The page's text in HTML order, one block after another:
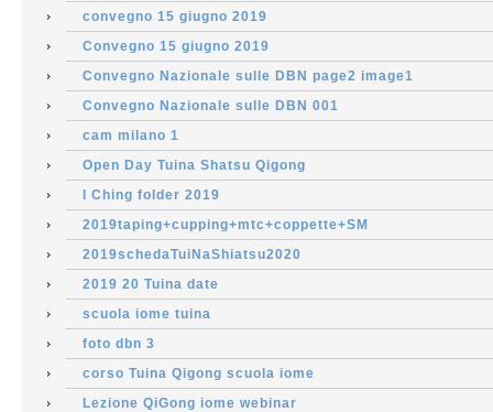
convegno 15 giugno 2019
Convegno 15 giugno 2019
Convegno Nazionale sulle DBN page2 image1
Convegno Nazionale sulle DBN 001
cam milano 1
Open Day Tuina Shatsu Qigong
I Ching folder 2019
2019taping+cupping+mtc+coppette+SM
2019schedaTuiNaShiatsu2020
2019 20 Tuina date
scuola iome tuina
foto dbn 3
corso Tuina Qigong scuola iome
Lezione QiGong iome webinar